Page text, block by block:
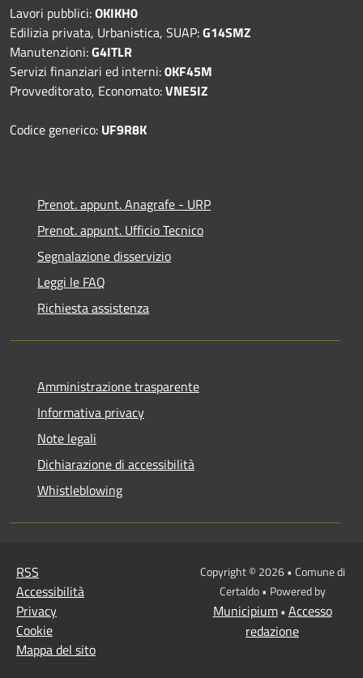
Lavori pubblici:OKIKH0
Edilizia privata, Urbanistica, SUAP:G14SMZ
Manutenzioni:G4ITLR
Servizi finanziari ed interni:0KF45M
Provveditorato, Economato:VNE5IZ
Codice generico: UF9R8K
Prenot. appunt. Anagrafe - URP
Prenot. appunt. Ufficio Tecnico
Segnalazione disservizio
Leggi le FAQ
Richiesta assistenza
Amministrazione trasparente
Informativa privacy
Note legali
Dichiarazione di accessibilità
Whistleblowing
RSS
Accessibilità
Privacy
Cookie
Mappa del sito
Copyright © 2026 • Comune di
Certaldo • Powered by
Municipium• Accesso
redazione